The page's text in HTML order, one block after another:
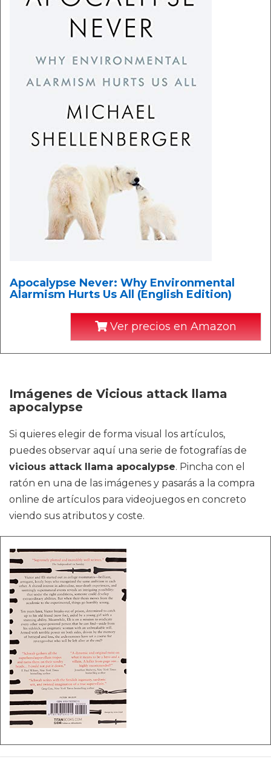
Apocalypse Never: Why Environmental
Alarmism Hurts Us All (English Edition)
Ver precios en Amazon
Imágenes de Vicious attack llama
apocalypse
Si quieres elegir de forma visual los artículos,
puedes observar aquí una serie de fotografías de
vicious attack llama apocalypse. Pincha con el
ratón en una de las imágenes y pasarás a la compra
online de artículos para videojuegos en concreto
viendo sus atributos y coste.